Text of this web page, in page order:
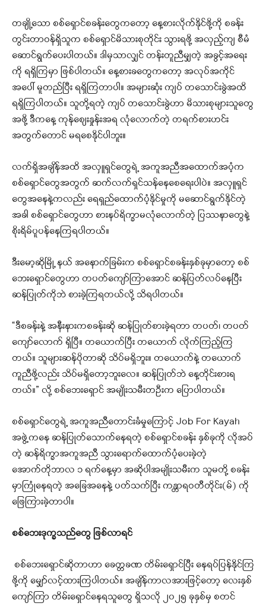
တချို့သော စစ်ရှောင်စခန်းတွေကတော့ နေ့စားလိုက်နိုင်ဖို့ကို စခန်း
တွင်းတာဝန်ရှိသူက စစ်ရှောင်မိသားစုတိုင်း သွားရဖို့ အလှည့်ကျ စီမံ
ဆောင်ရွက်ပေးပါတယ်။ ဒါမှသာလျှင် တန်းတူညီမျှတဲ့ အခွင့်အရေး
ကို ရရှိကြမှာ ဖြစ်ပါတယ်။ နေ့စားခတွေကတော့ အလုပ်အကိုင်
အပေါ် မူတည်ပြီး ရရှိကြတာပါ။ အများဆုံး ကျပ် တသောင်းခွဲအထိ
ရရှိကြပါတယ်။ သူတို့ရတဲ့ ကျပ် တသောင်းခွဲဟာ မိသားစုများသူတွေ
အဖို့ ဒီကနေ့ ကုန်စျေးနှုန်းအရ လုံလောက်တဲ့ တရက်စားဟင်း
အတွက်တောင် မရစေနိုင်ပါဘူး။
လက်ရှိအချိန်အထိ အလှူရှင်တွေရဲ့ အကူအညီအထောက်အပံ့က
စစ်ရှောင်တွေအတွက် ဆက်လက်ရှင်သန်နေစေရေးပါပဲ။ အလှူရှင်
တွေအနေနဲ့ကလည်း ရေရှည်ထောက်ပံ့နိုင်မှုကို မဆောင်ရွက်နိုင်တဲ့
အခါ စစ်ရှောင်တွေဟာ စားနပ်ရိက္ခာမလုံလောက်တဲ့ ပြဿနာတွေနဲ့
စိုးရိမ်ပူပန်နေကြရပါတယ်။
ဒီးမော့ဆိုမြို့ နယ် အနောက်ခြမ်းက စစ်ရှောင်စခန်းနှစ်ခုမှာတော့ စစ်
ဘေးရှောင်တွေဟာ တပတ်ကျော်ကြာအောင် ဆန်ပြတ်လပ်နေပြီး
ဆန်ပြုတ်ကိုဘဲ စားခဲ့ကြရတယ်လို့ သိရပါတယ်။
“ဒီစခန်းနဲ့ အနီးနားကစခန်းဆို ဆန်ပြုတ်စားခဲ့ရတာ တပတ်၊ တပတ်
ကျော်လောက် ရှိပြီ။ တယောက်ပြီး တယောက် လိုက်ကြည့်ကြ
တယ်။ သူများဆန်ပိုတာဆို သိပ်မရှိဘူး။ တယောက်နဲ့ တယောက်
ကူညီဖို့လည်း သိပ်မရှိတော့ဘူးလေ။ ဆန်ပြုတ်ဘဲ နေ့တိုင်းစားရ
တယ်။” လို့ စစ်ဘေးရှောင် အမျိုးသမီးတဦးက ပြောပါတယ်။
စစ်ရှောင်တွေရဲ့ အကူအညီတောင်းခံမှုကြောင့် Job For Kayah
အဖွဲ့ကနေ ဆန်ပြုတ်သောက်နေရတဲ့ စစ်ရှောင်စခန်း နှစ်ခုကို လိုအပ်
တဲ့ ဆန်ရိက္ခာအကူအညီ သွားရောက်ထောက်ပံ့ပေးခဲ့တဲ့
အောက်တိုဘာလ ၁ ရက်နေ့မှာ အဆိုပါအမျိုးသမီးက သူမတို့ စခန်း
မှာကြုံနေရတဲ့ အခြေအနေနဲ့ ပတ်သက်ပြီး ကန္တာရဝတီတိုင်း(မ်) ကို
ဖြေကြားခဲ့တာပါ။
စစ်ဘေးဒုက္ခသည်တွေ ဖြစ်လာရင်
စစ်ဘေးရှောင်ဆိုတာဟာ ခေတ္တခဏ တိမ်းရှောင်ပြီး နေရပ်ပြန်နိုင်ကြ
ဖို့ကို မျှော်လင့်ထားကြပါတယ်။ အချိန်ကာလအားဖြင့်တော့ လေးနှစ်
ကျော်ကြာ တိမ်းရှောင်နေရသူတွေ ရှိသလို ၂၀၂၅ ခုနှစ်မှ စတင်